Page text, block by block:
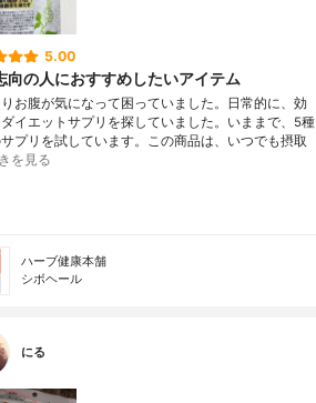
5.00
向の人におすすめしたいアイテム
お腹が気になって困っていました。日常的に、効
イエットサプリを探していました。いままで、5種
プリを試しています。この商品は、いつでも摂取
を見る
ハーブ健康本舗
シボヘール
にる